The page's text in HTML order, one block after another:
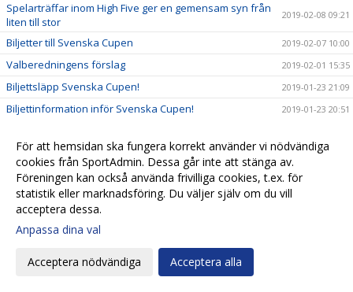
Spelarträffar inom High Five ger en gemensam syn från
liten till stor
2019-02-08 09:21
Biljetter till Svenska Cupen 2019-02-07 10:00
Valberedningens förslag 2019-02-01 15:35
Biljettsläpp Svenska Cupen! 2019-01-23 21:09
Biljettinformation inför Svenska Cupen! 2019-01-23 20:51
Seniorlagens träningsläger spikade 2019-01-22 13:27
Eskils ungdomsläger 2019! 2019-01-21 12:30
Startskottet för High Five 2019-01-20 19:53
Eskils lånar målvakt från MFF
Ett liv i Eskilsminne IF:s tjänst
Anmälningarna fortsätter strömma in till Eskilscupen!
För att hemsidan ska fungera korrekt använder vi nödvändiga
cookies från SportAdmin. Dessa går inte att stänga av.
Föreningen kan också använda frivilliga cookies, t.ex. för
statistik eller marknadsföring. Du väljer själv om du vill
acceptera dessa.
Anpassa dina val
Acceptera nödvändiga Acceptera alla